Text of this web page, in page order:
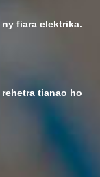
fiara elektrika.
rehetra tianao ho